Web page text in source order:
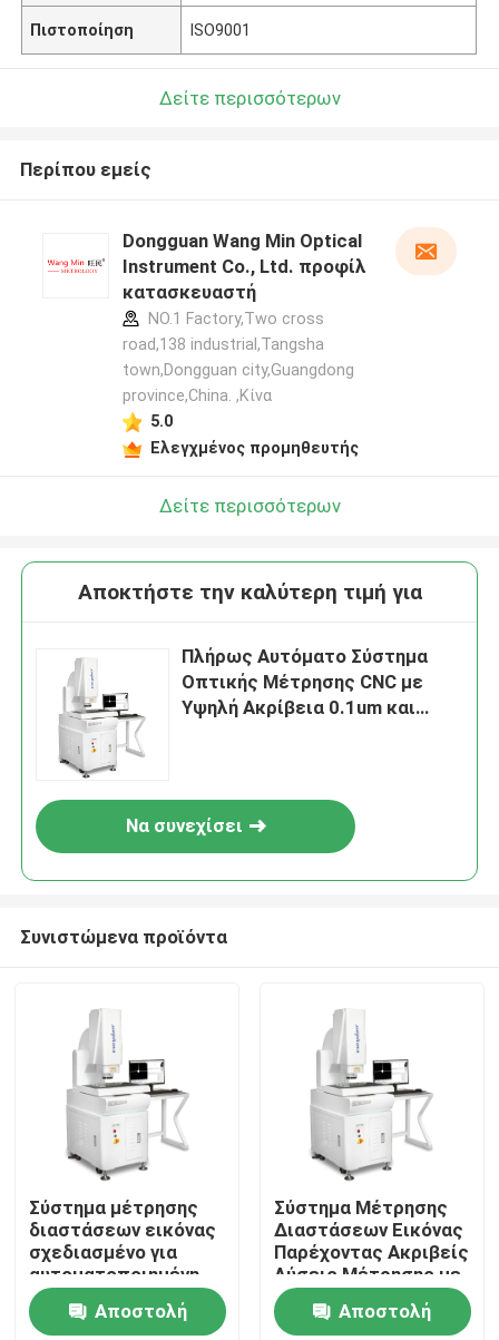
Προϊόντα
Βίντεο
Πιστοποίηση ISO9001
Δείτε περισσότερων
Περίπου εμείς
Dongguan Wang Min Optical
Instrument Co., Ltd. προφίλ
κατασκευαστή
NO.1 Factory,Two cross
road,138 industrial,Tangsha
town,Dongguan city,Guangdong
province,China. ,Κίνα
5.0
Ελεγχμένος προμηθευτής
Δείτε περισσότερων
Αποκτήστε την καλύτερη τιμή για
Πλήρως Αυτόματο Σύστημα
Οπτικής Μέτρησης CNC με
Υψηλή Ακρίβεια 0.1um και
Να συνεχίσει
Συνιστώμενα προϊόντα
Σύστημα μέτρησης
διαστάσεων εικόνας
σχεδιασμένο για
αυτοματοποιημένη
μέτρηση και ανάλυση
υψηλής ακρίβειας
Αποστολή
Σύστημα Μέτρησης
Διαστάσεων Εικόνας
Παρέχοντας Ακριβείς
Λύσεις Μέτρησης με
Αυτόματη Ανάλυση
για Αξεσουάρ CNC
Αποστολή